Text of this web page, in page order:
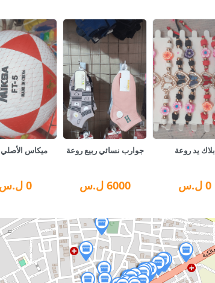
بلاك يد روعة
0 ل.س
جوارب نسائي ربيع روعة
6000 ل.س
ميكاس
0